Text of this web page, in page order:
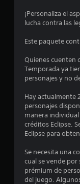
¡Personaliza el
lucha contra las
Este paquete
Quienes cuenten
Temporada ya
personajes y no
Hay actualmente
personajes
manera
créditos Eclipse.
Eclipse para
Se necesita una
cual se vende por
prémium de
del juego.